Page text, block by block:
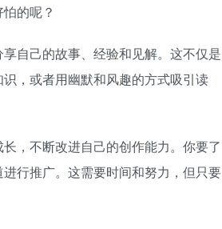
的呢？
自己的故事、经验和见解。这不仅是
，或者用幽默和风趣的方式吸引读
，不断改进自己的创作能力。你要了
行推广。这需要时间和努力，但只要